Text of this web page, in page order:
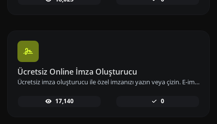
Ücretsiz Online İmza Oluşturucu
Ücretsiz imza oluşturucu ile özel imzanızı yazın veya çizin. E-imzanızı hızlıca oluşturup indirerek dijital imzanızı hemen kullanıma alabilirsiniz.
17,140 0